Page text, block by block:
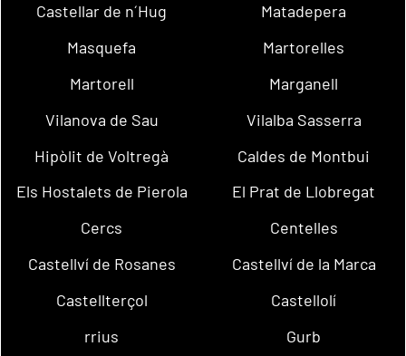
Castellar de n´Hug
Matadepera
Masquefa
Martorelles
Martorell
Marganell
Vilanova de Sau
Vilalba Sasserra
Hipòlit de Voltregà
Caldes de Montbui
Els Hostalets de Pierola
El Prat de Llobregat
Cercs
Centelles
Castellví de Rosanes
Castellví de la Marca
Castellterçol
Castellolí
rrius
Gurb